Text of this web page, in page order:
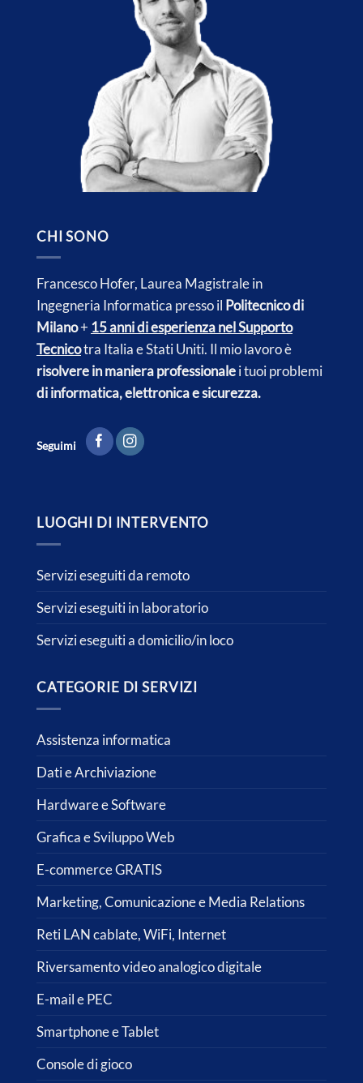
CHI SONO
Francesco Hofer, Laurea Magistrale in
Ingegneria Informatica presso il Politecnico di
Milano+ 15 anni di esperienza nel Supporto
Tecnicotra Italia eStati Uniti. Il mio lavoro è
risolvere in maniera professionalei tuoi problemi
di informatica, elettronica e sicurezza.
Seguimi
LUOGHI DI INTERVENTO
Servizi eseguiti da remoto
Servizi eseguiti in laboratorio
Servizi eseguiti a domicilio/in loco
CATEGORIE DI SERVIZI
Assistenza informatica
Dati e Archiviazione
Hardware e Software
Grafica e Sviluppo Web
E-commerce GRATIS
Marketing, Comunicazione e Media Relations
Reti LAN cablate, WiFi, Internet
Riversamento video analogico digitale
E-mail e PEC
Smartphone e Tablet
Console di gioco